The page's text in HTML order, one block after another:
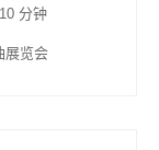
分钟
展览会